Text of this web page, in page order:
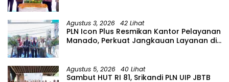
Agustus 3, 2026 42 Lihat
PLN Icon Plus Resmikan Kantor Pelayanan
Manado, Perkuat Jangkauan Layanan di
Agustus 5, 2026 40 Lihat
Sambut HUT RI 81, Srikandi PLN UIP JBTB